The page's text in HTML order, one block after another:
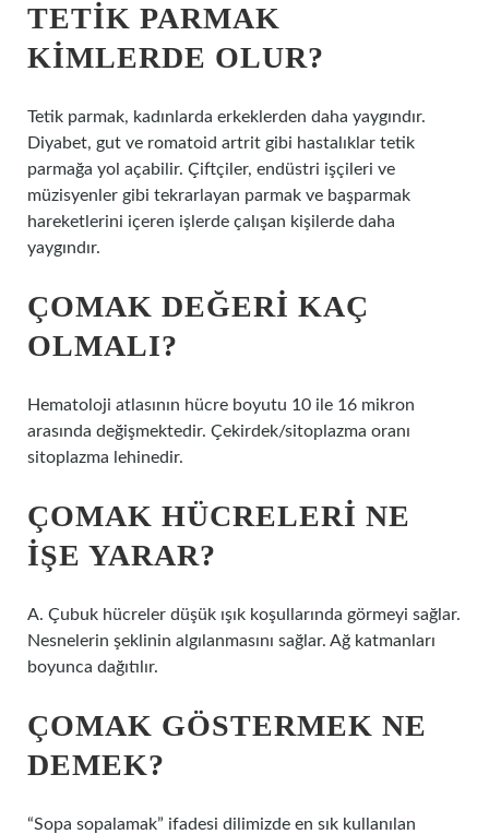
TETIK PARMAK
KIMLERDE OLUR?
Tetik parmak, kadınlarda erkeklerden daha yaygındır.
Diyabet, gut ve romatoid artrit gibi hastalıklar tetik
parmağa yol açabilir. Çiftçiler, endüstri işçileri ve
müzisyenler gibi tekrarlayan parmak ve başparmak
hareketlerini içeren işlerde çalışan kişilerde daha
yaygındır.
ÇOMAK DEĞERI KAÇ
OLMALI?
Hematoloji atlasının hücre boyutu 10 ile 16 mikron
arasında değişmektedir. Çekirdek/sitoplazma oranı
sitoplazma lehinedir.
ÇOMAK HÜCRELERI NE
IŞE YARAR?
A. Çubuk hücreler düşük ışık koşullarında görmeyi sağlar.
Nesnelerin şeklinin algılanmasını sağlar. Ağ katmanları
boyunca dağıtılır.
ÇOMAK GÖSTERMEK NE
DEMEK?
“Sopa sopalamak” ifadesi dilimizde en sık kullanılan